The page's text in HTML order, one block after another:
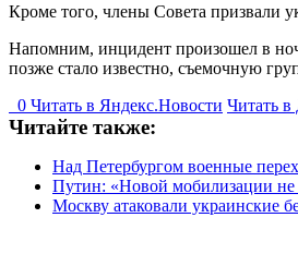
Кроме того, члены Совета призвали
Напомним, инцидент произошел в
позже стало известно, съемочную
0 Читать в Яндекс.Новости Читать в
Читайте также:
Над Петербургом военные
Путин: «Новой мобилизации не
Москву атаковали украинские